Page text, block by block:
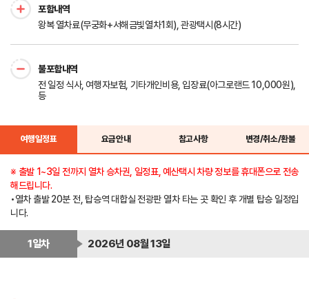
포함내역
왕복 열차료(무궁화+서해금빛열차1회), 관광택시(8시간)
불포함내역
전 일정 식사, 여행자보험, 기타개인비용, 입장료(아그로랜드 10,000원),
등
여행일정표 요금안내 참고사항 변경/취소/환불
※ 출발 1~3일 전까지 열차 승차권, 일정표, 예산택시 차량 정보를 휴대폰으로 전송
해드립니다.
•열차 출발 20분 전, 탑승역 대합실 전광판 열차 타는 곳 확인 후 개별 탑승 일정입
니다.
1일차 2026년 08월 13일